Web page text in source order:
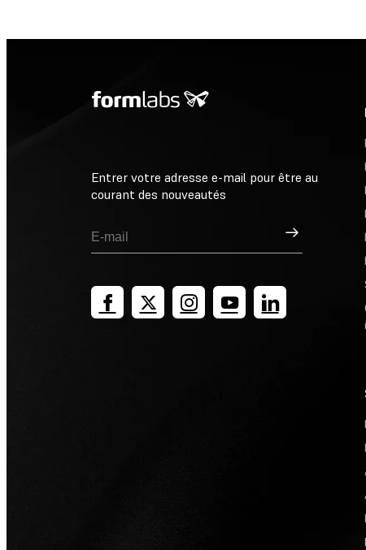
Entrer votre adresse e-mail pour être au
courant des nouveautés
Inscription